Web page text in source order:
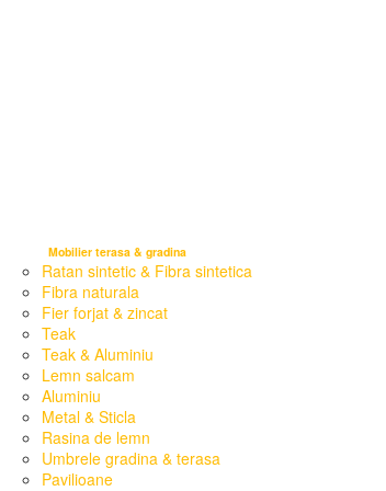
Mobilier terasa & gradina
Ratan sintetic & Fibra sintetica
Fibra naturala
Fier forjat & zincat
Teak
Teak & Aluminiu
Lemn salcam
Aluminiu
Metal & Sticla
Rasina de lemn
Umbrele gradina & terasa
Pavilioane